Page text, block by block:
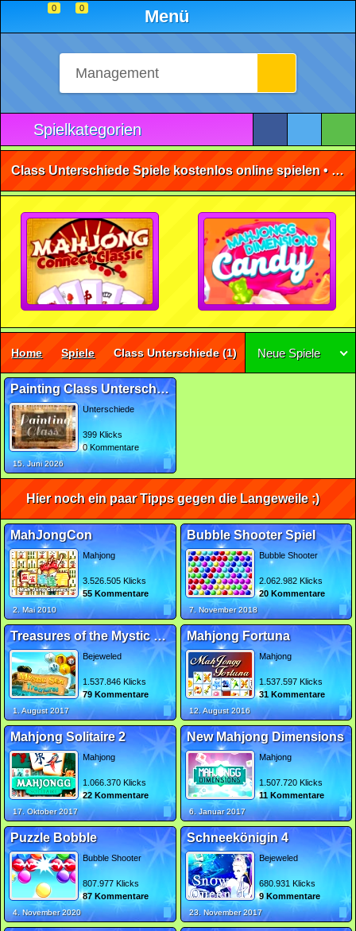
0 0 Menü
Spielkategorien
Class Unterschiede Spiele kostenlos online spielen • ohne Anmeldung 🕹️
Home Spiele Class Unterschiede(1) Neue Spiele
Painting Class Unterschiede
Unterschiede
399 Klicks
0 Kommentare
15. Juni 2026
Hier noch ein paar Tipps gegen die Langeweile ;)
MahJongCon
Mahjong
3.526.505 Klicks
55 Kommentare
2. Mai 2010
Bubble Shooter Spiel
Bubble Shooter
2.062.982 Klicks
20 Kommentare
7. November 2018
Treasures of the Mystic Sea 2
Bejeweled
1.537.846 Klicks
79 Kommentare
1. August 2017
Mahjong Fortuna
Mahjong
1.537.597 Klicks
31 Kommentare
12. August 2016
Mahjong Solitaire 2
Mahjong
1.066.370 Klicks
22 Kommentare
17. Oktober 2017
New Mahjong Dimensions
Mahjong
1.507.720 Klicks
11 Kommentare
6. Januar 2017
Puzzle Bobble
Bubble Shooter
807.977 Klicks
87 Kommentare
4. November 2020
Schneekönigin 4
Bejeweled
680.931 Klicks
9 Kommentare
23. November 2017